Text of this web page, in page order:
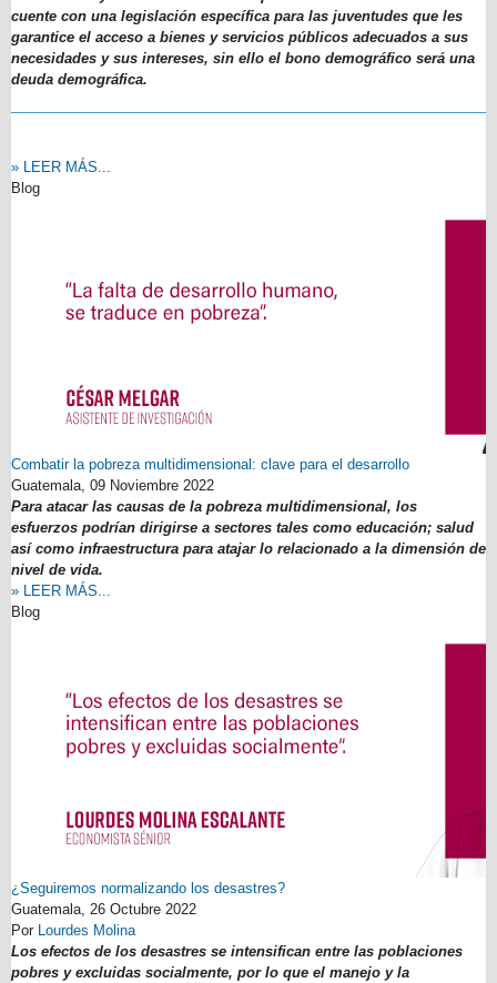
cuente con una legislación específica para las juventudes que les
garantice el acceso a bienes y servicios públicos adecuados a sus
necesidades y sus intereses, sin ello el bono demográfico será una
deuda demográfica.
» LEER MÁS...
Blog
Combatir la pobreza multidimensional: clave para el desarrollo
Guatemala, 09 Noviembre 2022
Para atacar las causas de la pobreza multidimensional, los
esfuerzos podrían dirigirse a sectores tales como educación; salud
así como infraestructura para atajar lo relacionado a la dimensión de
nivel de vida.
» LEER MÁS...
Blog
¿Seguiremos normalizando los desastres?
Guatemala, 26 Octubre 2022
Por Lourdes Molina
Los efectos de los desastres se intensifican entre las poblaciones
pobres y excluidas socialmente, por lo que el manejo y la